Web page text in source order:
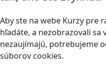
Aby ste na webe Kurzy pre
hľadáte, a nezobrazovali sa
nezaujímajú, potrebujeme
súborov cookies.